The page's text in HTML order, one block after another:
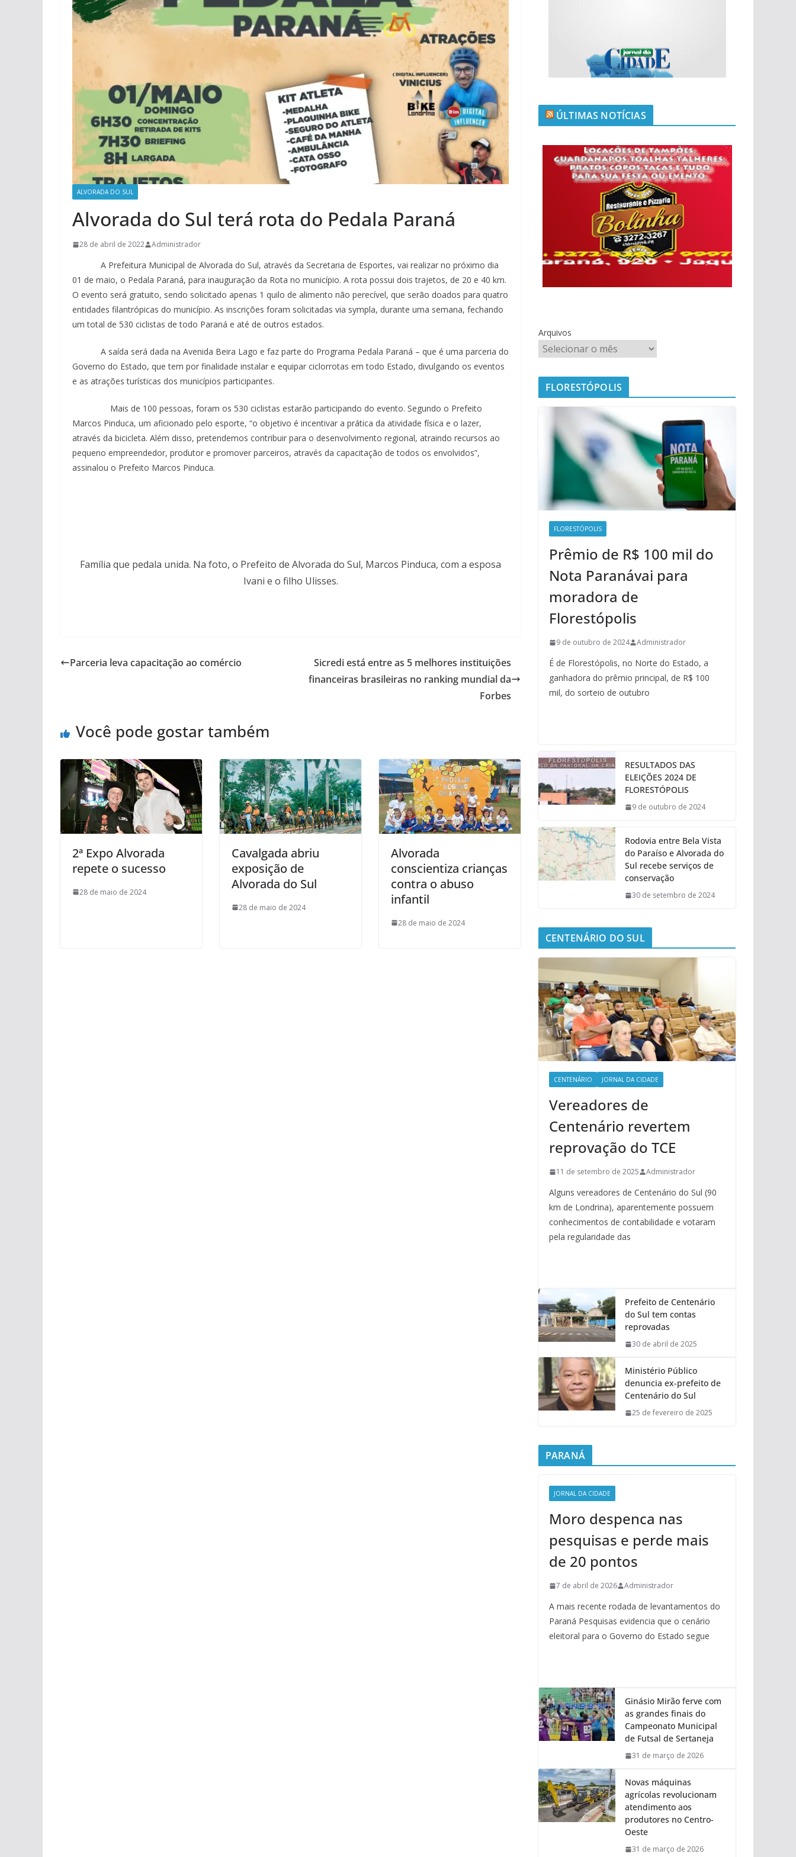
ALVORADA DO SUL
Alvorada do Sul terá rota do Pedala Paraná
28 de abril de 2022 Administrador
A Prefeitura Municipal de Alvorada do Sul, através da Secretaria de Esportes, vai realizar no próximo dia
01 de maio, o Pedala Paraná, para inauguração da Rota no município. A rota possui dois trajetos, de 20 e 40 km.
O evento será gratuito, sendo solicitado apenas 1 quilo de alimento não perecível, que serão doados para quatro
entidades filantrópicas do município. As inscrições foram solicitadas via sympla, durante uma semana, fechando
um total de 530 ciclistas de todo Paraná e até de outros estados.
A saída será dada na Avenida Beira Lago e faz parte do Programa Pedala Paraná – que é uma parceria do
Governo do Estado, que tem por finalidade instalar e equipar ciclorrotas em todo Estado, divulgando os eventos
e as atrações turísticas dos municípios participantes.
Mais de 100 pessoas, foram os 530 ciclistas estarão participando do evento. Segundo o Prefeito
Marcos Pinduca, um aficionado pelo esporte, “o objetivo é incentivar a prática da atividade física e o lazer,
através da bicicleta. Além disso, pretendemos contribuir para o desenvolvimento regional, atraindo recursos ao
pequeno empreendedor, produtor e promover parceiros, através da capacitação de todos os envolvidos”,
assinalou o Prefeito Marcos Pinduca.
Família que pedala unida. Na foto, o Prefeito de Alvorada do Sul, Marcos Pinduca, com a esposa
Ivani e o filho Ulisses.
Parceria leva capacitação ao comércio
Sicredi está entre as 5 melhores instituições
financeiras brasileiras no ranking mundial da
Forbes
Você pode gostar também
2ª Expo Alvorada
repete o sucesso
28 de maio de 2024
Cavalgada abriu
exposição de
Alvorada do Sul
28 de maio de 2024
Alvorada
conscientiza crianças
contra o abuso
infantil
28 de maio de 2024
ÚLTIMAS NOTÍCIAS
Arquivos
FLORESTÓPOLIS
FLORESTÓPOLIS
Prêmio de R$ 100 mil do
Nota Paranávai para
moradora de
Florestópolis
9 de outubro de 2024 Administrador
É de Florestópolis, no Norte do Estado, a
ganhadora do prêmio principal, de R$ 100
mil, do sorteio de outubro
RESULTADOS DAS
ELEIÇÕES 2024 DE
FLORESTÓPOLIS
9 de outubro de 2024
Rodovia entre Bela Vista
do Paraíso e Alvorada do
Sul recebe serviços de
conservação
30 de setembro de 2024
CENTENÁRIO DO SUL
CENTENÁRIO JORNAL DA CIDADE
Vereadores de
Centenário revertem
reprovação do TCE
11 de setembro de 2025 Administrador
Alguns vereadores de Centenário do Sul (90
km de Londrina), aparentemente possuem
conhecimentos de contabilidade e votaram
pela regularidade das
Prefeito de Centenário
do Sul tem contas
reprovadas
30 de abril de 2025
Ministério Público
denuncia ex-prefeito de
Centenário do Sul
25 de fevereiro de 2025
PARANÁ
JORNAL DA CIDADE
Moro despenca nas
pesquisas e perde mais
de 20 pontos
7 de abril de 2026 Administrador
A mais recente rodada de levantamentos do
Paraná Pesquisas evidencia que o cenário
eleitoral para o Governo do Estado segue
Ginásio Mirão ferve com
as grandes finais do
Campeonato Municipal
de Futsal de Sertaneja
31 de março de 2026
Novas máquinas
agrícolas revolucionam
atendimento aos
produtores no Centro-
Oeste
31 de março de 2026